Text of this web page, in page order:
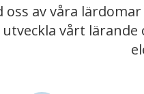
oss av våra
vårt